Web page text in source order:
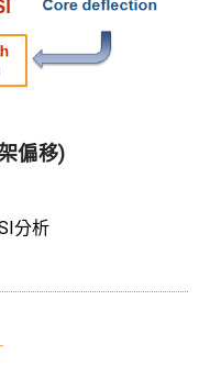
偏移)
分析